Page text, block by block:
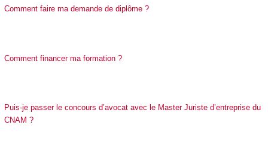
​​​​​​​Comment faire ma demande de diplôme ?
​​​​​​​​​​​​​​Comment financer ma formation ?
​​​​​​​​​​​​​​Puis-je passer le concours d’avocat avec le Master Juriste d’entreprise du
CNAM ?